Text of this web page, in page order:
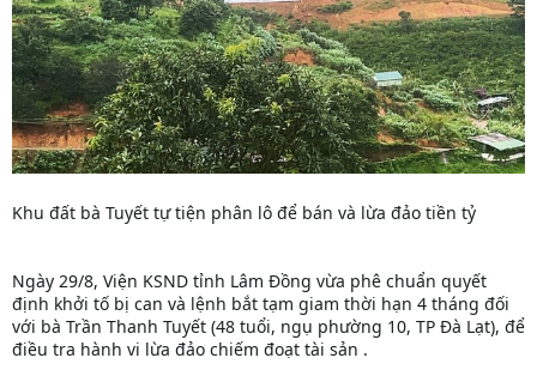
Khu đất bà Tuyết tự tiện phân lô để bán và lừa đảo tiền tỷ
Ngày 29/8, Viện KSND tỉnh Lâm Đồng vừa phê chuẩn quyết
định khởi tố bị can và lệnh bắt tạm giam thời hạn 4 tháng đối
với bà Trần Thanh Tuyết (48 tuổi, ngụ phường 10, TP Đà Lạt), để
điều tra hành vi lừa đảo chiếm đoạt tài sản .